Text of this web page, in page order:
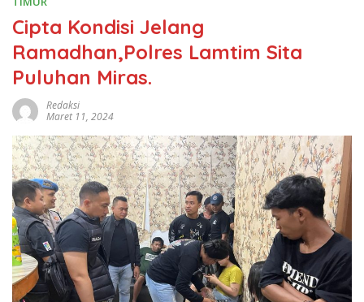
Cipta Kondisi Jelang
Ramadhan,Polres Lamtim Sita
Puluhan Miras.
Redaksi
Maret 11, 2024